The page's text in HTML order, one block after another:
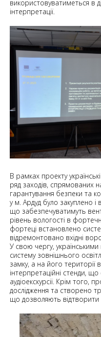
використовуватиметься в
інтерпретації.
В рамках проекту
ряд заходів, спрямованих
гарантування безпеки та
у м. Ардуд було закуплено і
що забезпечуватимуть
рівень вологості в
фортеці встановлено
відремонтовано вхідні
У свою чергу,
систему зовнішнього
замку, а на його території
інтерпретаційні стенди, що
аудіоекскурсії. Крім того,
дослідження та створено
що дозволяють відтворити